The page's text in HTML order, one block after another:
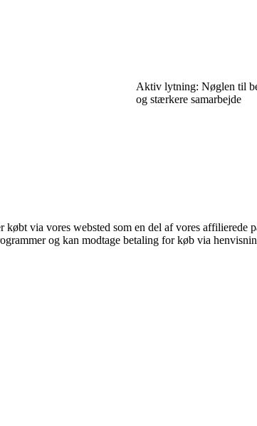
Aktiv lytning: Nøglen til
og stærkere samarbejde
via vores websted som en del af vores affilierede
og kan modtage betaling for køb via